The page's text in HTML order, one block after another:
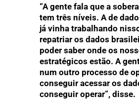
“A gente fala que a
tem três níveis. A de
já vinha trabalhando
repatriar os dados
poder saber onde os
estratégicos estão. A
num outro processo de
conseguir acessar os
conseguir operar”, disse.